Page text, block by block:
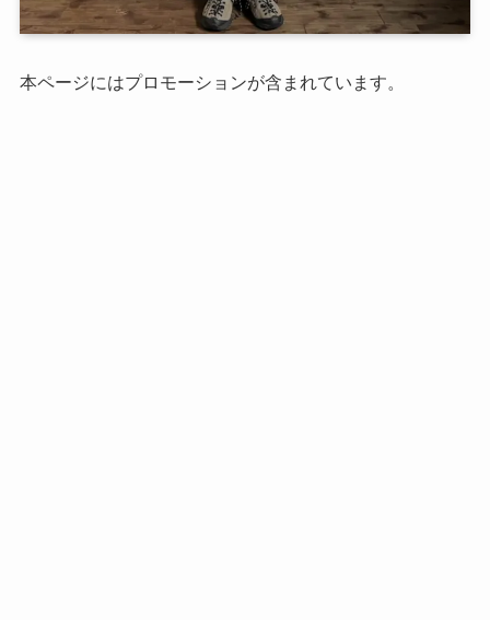
本ページにはプロモーションが含まれています。